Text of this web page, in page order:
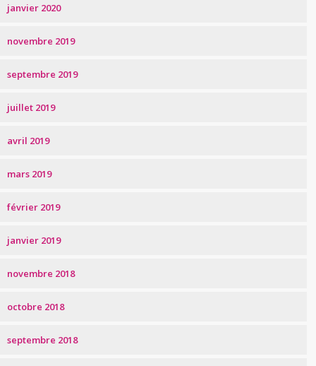
janvier 2020
novembre 2019
septembre 2019
juillet 2019
avril 2019
mars 2019
février 2019
janvier 2019
novembre 2018
octobre 2018
septembre 2018